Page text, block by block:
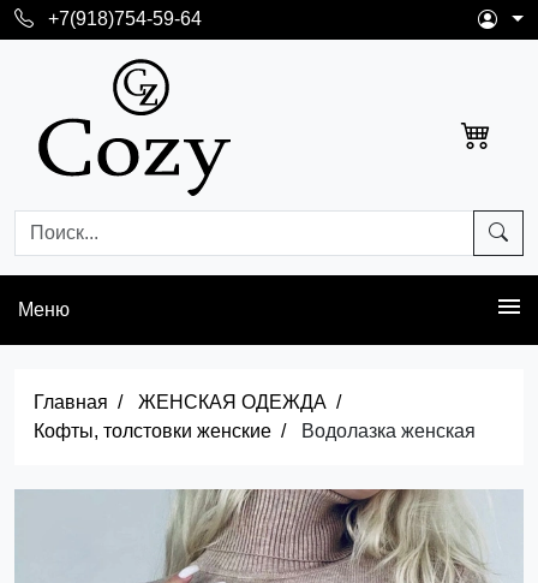
+7(918)754-59-64
Меню
Главная
ЖЕНСКАЯ ОДЕЖДА
Кофты, толстовки женские
Водолазка женская